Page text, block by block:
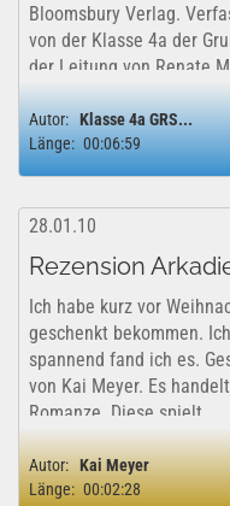
Bloomsbury Verlag.
von der Klasse 4a der
der Leitung von Renate
Autor: Klasse 4a GRS...
Länge: 00:06:59
28.01.10
Rezension
Ich habe kurz vor
geschenkt bekommen.
spannend fand ich es.
von Kai Meyer. Es
Romanze. Diese spielt...
Autor: Kai Meyer
Länge: 00:02:28